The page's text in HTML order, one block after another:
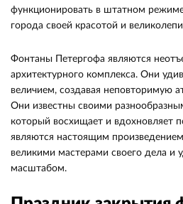
функционировать в штатном
города своей красотой и
Фонтаны Петергофа являются
архитектурного комплекса. Они
величием, создавая неповторимую
Они известны своими
который восхищает и вдохновляет
являются настоящим
великими мастерами своего дела и
масштабом.